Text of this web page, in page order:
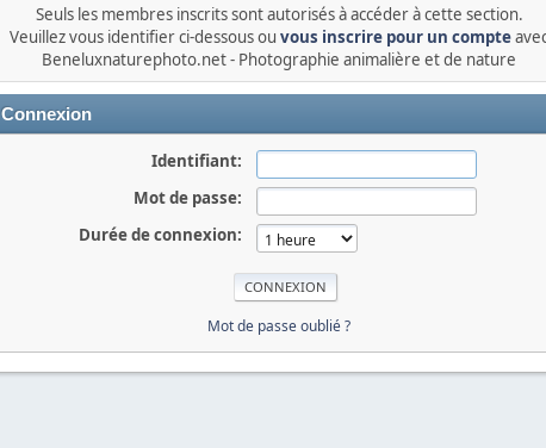
Seuls les membres inscrits sont autorisés à accéder à cette section.
Veuillez vous identifier ci-dessous ou vous inscrire pour un compte
Beneluxnaturephoto.net - Photographie animalière et de nature
Connexion
Identifiant:
Mot de passe:
Durée de connexion:
Mot de passe oublié ?